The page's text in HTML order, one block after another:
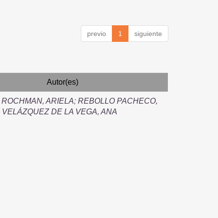
previo 1 siguiente
Autor(es)
ARIELA; REBOLLO PACHECO,
VELÁZQUEZ DE LA VEGA, ANA